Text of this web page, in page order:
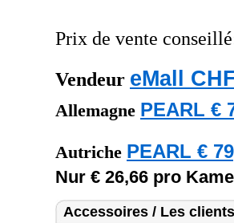
Prix de vente
Vendeur eMall
Allemagne PEARL €
Autriche PEARL €
Nur € 26,66 pro
Accessoires / Les